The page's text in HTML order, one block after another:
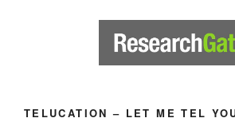
TELUCATION – LET ME TEL